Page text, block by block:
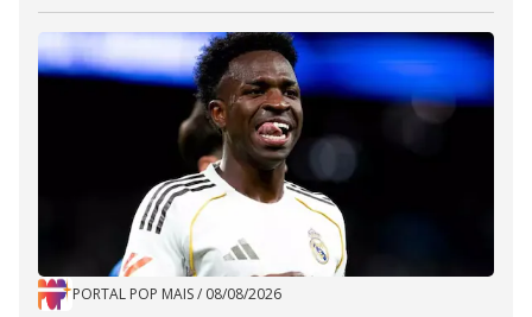
PORTAL POP MAIS/ 08/08/2026